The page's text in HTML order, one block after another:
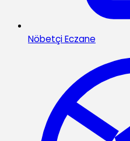
Nöbetçi Eczane